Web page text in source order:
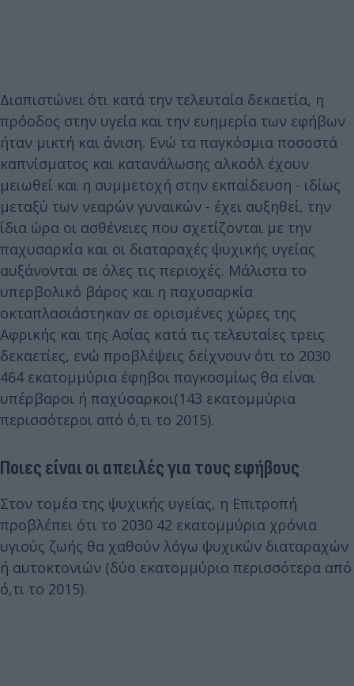
Διαπιστώνει ότι κατά την τελευταία δεκαετία, η
πρόοδος στην υγεία και την ευημερία των εφήβων
ήταν μικτή και άνιση. Ενώ τα παγκόσμια ποσοστά
καπνίσματος και κατανάλωσης αλκοόλ έχουν
μειωθεί και η συμμετοχή στην εκπαίδευση - ιδίως
μεταξύ των νεαρών γυναικών - έχει αυξηθεί, την
ίδια ώρα οι ασθένειες που σχετίζονται με την
παχυσαρκία και οι διαταραχές ψυχικής υγείας
αυξάνονται σε όλες τις περιοχές. Μάλιστα το
υπερβολικό βάρος και η παχυσαρκία
οκταπλασιάστηκαν σε ορισμένες χώρες της
Αφρικής και της Ασίας κατά τις τελευταίες τρεις
δεκαετίες, ενώ προβλέψεις δείχνουν ότι το 2030
464 εκατομμύρια έφηβοι παγκοσμίως θα είναι
υπέρβαροι ή παχύσαρκοι(143 εκατομμύρια
περισσότεροι από ό,τι το 2015).
Ποιες είναι οι απειλές για τους εφήβους
Στον τομέα της ψυχικής υγείας, η Επιτροπή
προβλέπει ότι το 2030 42 εκατομμύρια χρόνια
υγιούς ζωής θα χαθούν λόγω ψυχικών διαταραχών
ή αυτοκτονιών (δύο εκατομμύρια περισσότερα από
ό,τι το 2015).